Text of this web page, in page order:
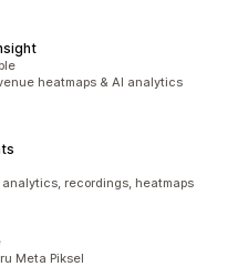
heatmaps & AI analytics
recordings, heatmaps
Meta Piksel